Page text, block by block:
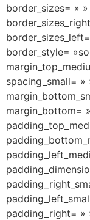
border_sizes= »
border_style=
spacing_small= »
margin_bottom=
padding_right= »